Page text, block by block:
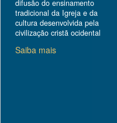
difusão do ensinamento
tradicional da Igreja e da
cultura desenvolvida pela
civilização cristã ocidental
Saiba mais